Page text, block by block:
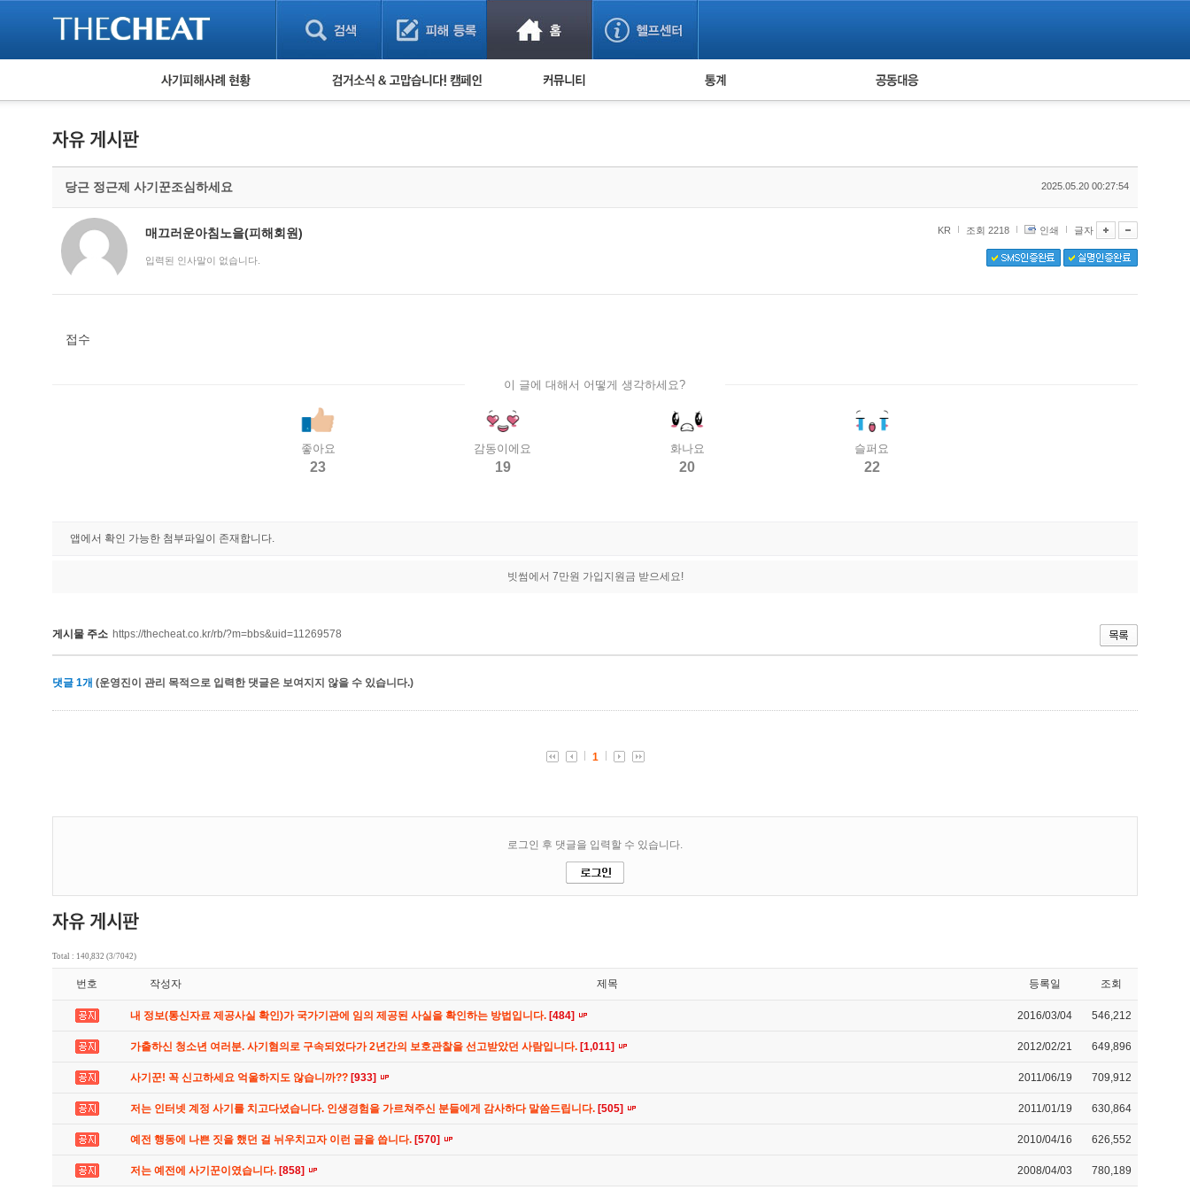
피해사례 현황
보이스피싱 피해사례
유해사이트 목록
비공개 피해사례
워킹홀리데이 피해사례
검거 소식 사기 예방했어요! 누적 피해사례 통계 피해자 공동대응
당근 정근제 사기꾼조심하세요 2025.05.20 00:27:54
매끄러운아침노을(피해회원)
입력된 인사말이 없습니다.
KR 조회 2218 인쇄 글자
접수
이 글에 대해서 어떻게 생각하세요?
좋아요
23
감동이에요
19
화나요
20
슬퍼요
22
앱에서 확인 가능한 첨부파일이 존재합니다.
빗썸에서 7만원 가입지원금 받으세요!
게시물 주소 https://thecheat.co.kr/rb/?m=bbs&uid=11269578
댓글 1개 (운영진이 관리 목적으로 입력한 댓글은 보여지지 않을 수 있습니다.)
Total : 140,832 (3/7042)
번호 작성자 제목 등록일 조회
내 정보(통신자료 제공사실 확인)가 국가기관에 임의 제공된 사실을 확인하는 방법입니다. [484] 2016/03/04 546,212
가출하신 청소년 여러분. 사기혐의로 구속되었다가 2년간의 보호관찰을 선고받았던 사람입니다. [1,011] 2012/02/21 649,896
사기꾼! 꼭 신고하세요 억울하지도 않습니까?? [933] 2011/06/19 709,912
저는 인터넷 계정 사기를 치고다녔습니다. 인생경험을 가르쳐주신 분들에게 감사하다 말씀드립니다. [505] 2011/01/19 630,864
예전 행동에 나쁜 짓을 했던 걸 뉘우치고자 이런 글을 씁니다. [570] 2010/04/16 626,552
저는 예전에 사기꾼이였습니다. [858] 2008/04/03 780,189